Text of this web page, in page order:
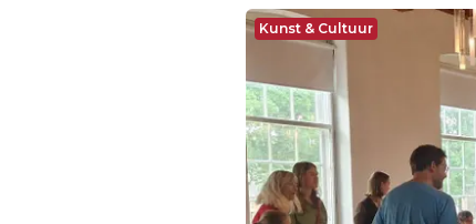
Kunst & Cultuur